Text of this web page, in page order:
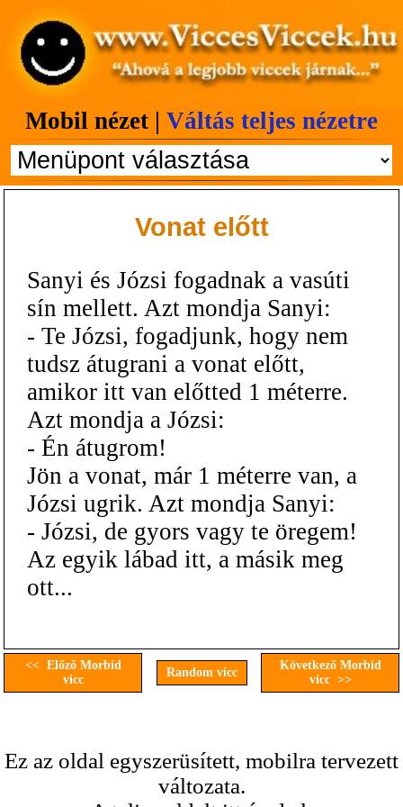
Mobil nézet | Váltás teljes nézetre
Vonat előtt
Sanyi és Józsi fogadnak a vasúti
sín mellett. Azt mondja Sanyi:
- Te Józsi, fogadjunk, hogy nem
tudsz átugrani a vonat előtt,
amikor itt van előtted 1 méterre.
Azt mondja a Józsi:
- Én átugrom!
Jön a vonat, már 1 méterre van, a
Józsi ugrik. Azt mondja Sanyi:
- Józsi, de gyors vagy te öregem!
Az egyik lábad itt, a másik meg
ott...
<< Előző Morbid
vicc
Random vicc
Következő Morbid
vicc >>
Ez az oldal egyszerüsített, mobilra tervezett
változata.